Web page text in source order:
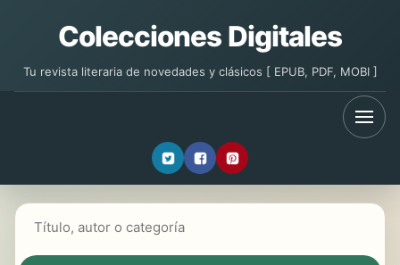
Colecciones Digitales
Tu revista literaria de novedades y clásicos [ EPUB, PDF, MOBI ]